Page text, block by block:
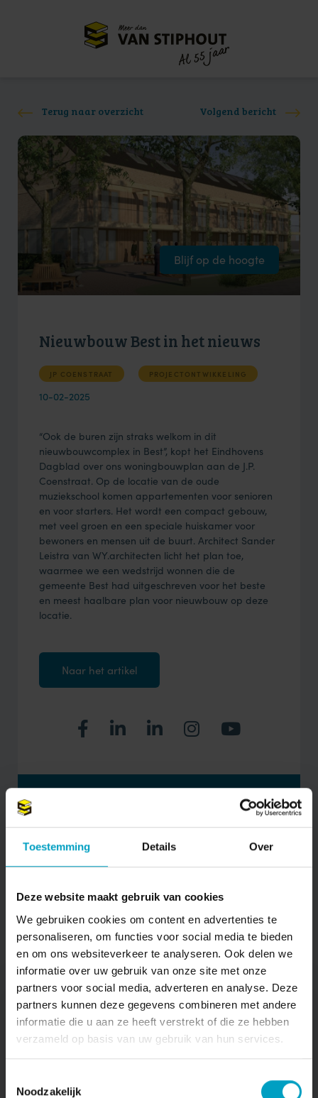
Toestemming Details Over
Deze website maakt gebruik van cookies
We gebruiken cookies om content en advertenties te
personaliseren, om functies voor social media te bieden
en om ons websiteverkeer te analyseren. Ook delen we
informatie over uw gebruik van onze site met onze
partners voor social media, adverteren en analyse. Deze
partners kunnen deze gegevens combineren met andere
informatie die u aan ze heeft verstrekt of die ze hebben
verzameld op basis van uw gebruik van hun services.
Noodzakelijk
Meer dan
Al 55 jaar
Terug naar overzicht Volgend bericht
Blijf op de hoogte
Nieuwbouw Best in het nieuws
JP COENSTRAAT PROJECTONTWIKKELING
10-02-2025
“Ook de buren zijn straks welkom in dit
nieuwbouwcomplex in Best”, kopt het Eindhovens
Dagblad over ons woningbouwplan aan de J.P.
Coenstraat. Op de locatie van de oude
muziekschool komen appartementen voor senioren
en voor starters. Het wordt een compact gebouw,
met veel groen en een speciale huiskamer voor
bewoners en mensen uit de buurt. Architect Sander
Leistra van WY.architecten licht het plan toe,
waarmee we een wedstrijd wonnen die de
gemeente Best had uitgeschreven voor het beste
en meest haalbare plan voor nieuwbouw op deze
locatie.
Naar het artikel
MAIL ONS DIRECT
Blijf op de hoogte
Laat je gegevens achter en wij informeren je